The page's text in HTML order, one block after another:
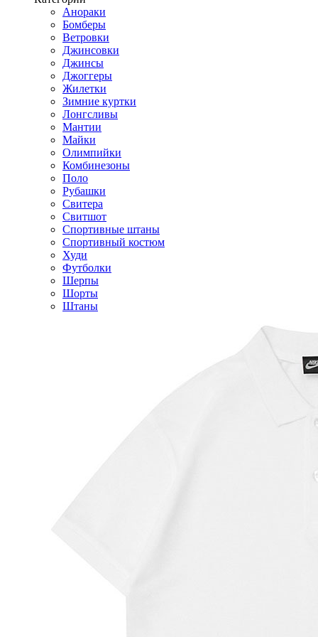
Анораки
Бомберы
Ветровки
Джинсовки
Джинсы
Джоггеры
Жилетки
Зимние куртки
Лонгсливы
Мантии
Майки
Олимпийки
Комбинезоны
Поло
Рубашки
Свитера
Свитшот
Спортивные штаны
Спортивный костюм
Худи
Футболки
Шерпы
Шорты
Штаны